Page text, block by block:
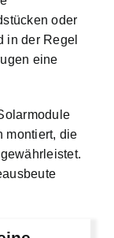
oder
in der Regel
eine
montiert, die